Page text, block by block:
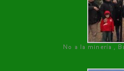
No a la minería ,